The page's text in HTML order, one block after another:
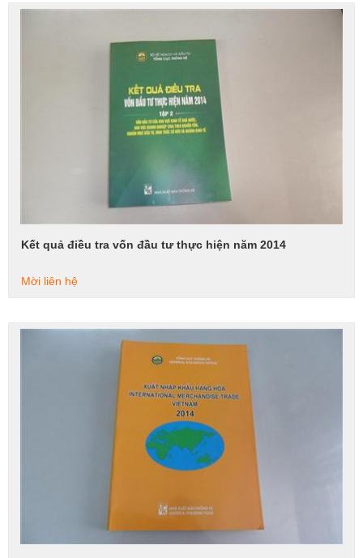
Xem tiếp
Kết quả điều tra vốn đầu tư thực hiện năm 2014
Mời liên hệ